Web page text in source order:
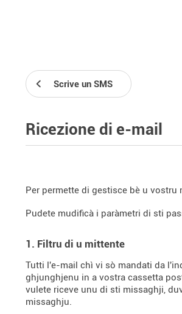
Scrive un SMS
Ricezione di e-mail
Per permette di gestisce bè u
Pudete mudificà i paràmetri di sti
1. Filtru di u mittente
Tutti l'e-mail chì vi sò mandati da
ghjunghjenu in a vostra cassetta
vulete riceve unu di sti missaghji,
missaghju.